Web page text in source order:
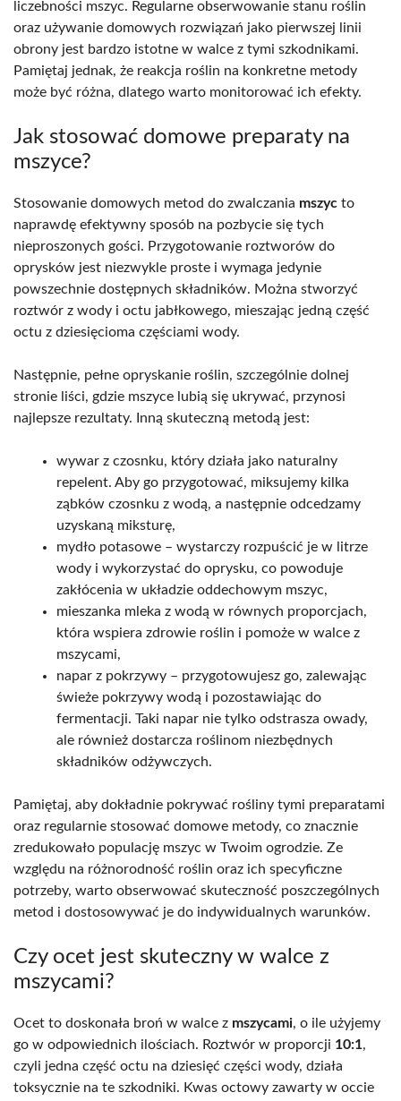
liczebności mszyc. Regularne obserwowanie stanu roślin
oraz używanie domowych rozwiązań jako pierwszej linii
obrony jest bardzo istotne w walce z tymi szkodnikami.
Pamiętaj jednak, że reakcja roślin na konkretne metody
może być różna, dlatego warto monitorować ich efekty.
Jak stosować domowe preparaty na
mszyce?
Stosowanie domowych metod do zwalczania mszyc to
naprawdę efektywny sposób na pozbycie się tych
nieproszonych gości. Przygotowanie roztworów do
oprysków jest niezwykle proste i wymaga jedynie
powszechnie dostępnych składników. Można stworzyć
roztwór z wody i octu jabłkowego, mieszając jedną część
octu z dziesięcioma częściami wody.
Następnie, pełne opryskanie roślin, szczególnie dolnej
stronie liści, gdzie mszyce lubią się ukrywać, przynosi
najlepsze rezultaty. Inną skuteczną metodą jest:
wywar z czosnku, który działa jako naturalny
repelent. Aby go przygotować, miksujemy kilka
ząbków czosnku z wodą, a następnie odcedzamy
uzyskaną miksturę,
mydło potasowe – wystarczy rozpuścić je w litrze
wody i wykorzystać do oprysku, co powoduje
zakłócenia w układzie oddechowym mszyc,
mieszanka mleka z wodą w równych proporcjach,
która wspiera zdrowie roślin i pomoże w walce z
mszycami,
napar z pokrzywy – przygotowujesz go, zalewając
świeże pokrzywy wodą i pozostawiając do
fermentacji. Taki napar nie tylko odstrasza owady,
ale również dostarcza roślinom niezbędnych
składników odżywczych.
Pamiętaj, aby dokładnie pokrywać rośliny tymi preparatami
oraz regularnie stosować domowe metody, co znacznie
zredukowało populację mszyc w Twoim ogrodzie. Ze
względu na różnorodność roślin oraz ich specyficzne
potrzeby, warto obserwować skuteczność poszczególnych
metod i dostosowywać je do indywidualnych warunków.
Czy ocet jest skuteczny w walce z
mszycami?
Ocet to doskonała broń w walce z mszycami, o ile użyjemy
go w odpowiednich ilościach. Roztwór w proporcji 10:1,
czyli jedna część octu na dziesięć części wody, działa
toksycznie na te szkodniki. Kwas octowy zawarty w occie